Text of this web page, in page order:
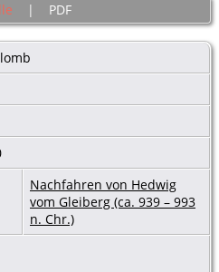
| PDF
Nachfahren von Hedwig
vom Gleiberg (ca. 939 – 993
n. Chr.)